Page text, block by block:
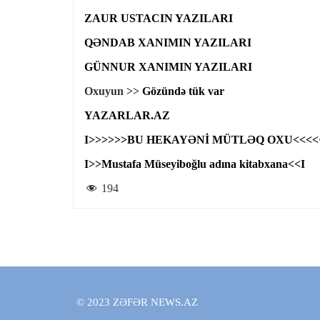
ZAUR USTACIN YAZILARI
QƏNDAB XANIMIN YAZILARI
GÜNNUR XANIMIN YAZILARI
Oxuyun >> Gözündə tük var
YAZARLAR.AZ
I>>>>>>BU HEKAYƏNİ MÜTLƏQ
I>>Mustafa Müseyiboğlu adına kitabxana<<I
194
© 2023 ZƏFƏR NEWS.AZ